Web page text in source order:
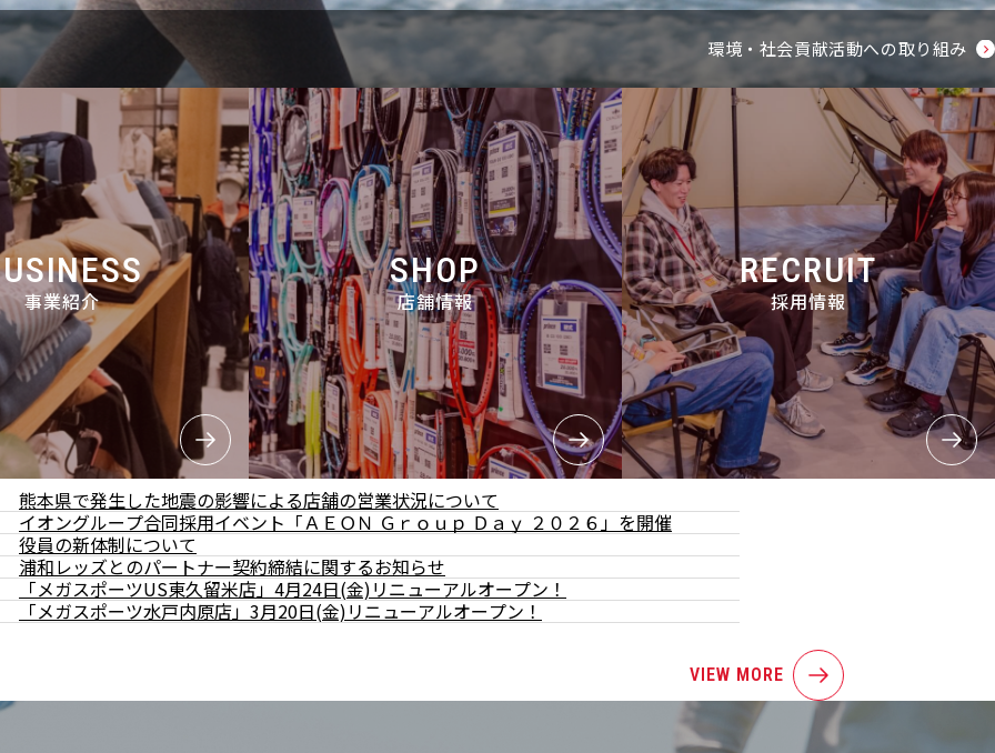
環境・社会貢献活動への取り組み
事業紹介
SHOP
店舗情報
RECRUIT
採用情報
熊本県で発生した地震の影響による店舗の営業状況について
イオングループ合同採用イベント「ＡＥＯＮ Ｇｒｏｕｐ Ｄａｙ ２０２６」を開催
役員の新体制について
浦和レッズとのパートナー契約締結に関するお知らせ
「メガスポーツUS東久留米店」4月24日(金)リニューアルオープン！
「メガスポーツ水戸内原店」3月20日(金)リニューアルオープン！
VIEW MORE